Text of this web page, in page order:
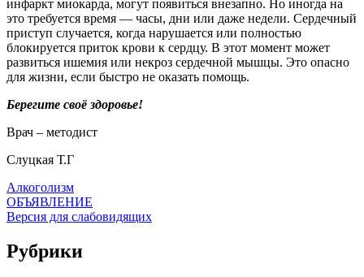
инфаркт миокарда, могут появиться внезапно. Но иногда на
это требуется время — часы, дни или даже недели. Сердечный
приступ случается, когда нарушается или полностью
блокируется приток крови к сердцу. В этот момент может
развиться ишемия или некроз сердечной мышцы. Это опасно
для жизни, если быстро не оказать помощь.
Берегите своё здоровье!
Врач – методист
Слуцкая Т.Г
Алкоголизм
ОБЪЯВЛЕНИЕ
Версия для слабовидящих
Рубрики